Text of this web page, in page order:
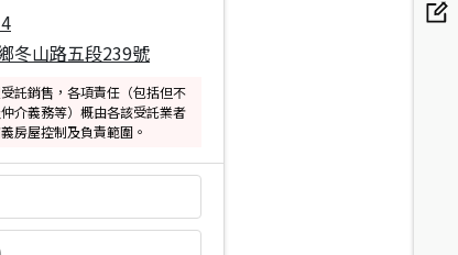
冬山路五段239號
託銷售，各項責任（包括但不
介義務等）概由各該受託業者
房屋控制及負責範圍。